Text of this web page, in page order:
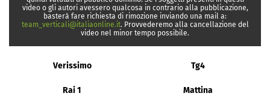
video o gli autori avessero qualcosa in contrario alla pubblicazione,
basterà fare richiesta di rimozione inviando una mail a:
team_verticali@italiaonline.it. Provvederemo alla cancellazione del
video nel minor tempo possibile.
Verissimo Tg4
Rai 1 Mattina